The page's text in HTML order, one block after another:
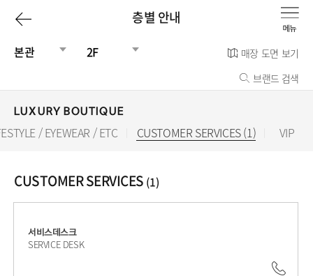
층별 안내
이
전
페
이
로
본관 2F
매장 도면 보기
브랜드 검색
LUXURY BOUTIQUE
/ EYEWEAR / ETC CUSTOMER SERVICES (1) VIP
CUSTOMER SERVICES (1)
서비스데스크
SERVICE DESK